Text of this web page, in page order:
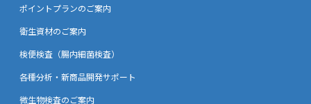
ポイントプランのご案内
衛生資材のご案内
検便検査（腸内細菌検査）
各種分析・新商品開発サポート
微生物検査のご案内